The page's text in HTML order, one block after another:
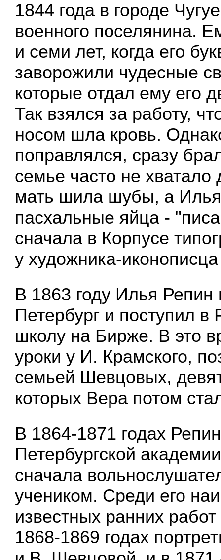
1844 года в городе
военного поселянина.
и семи лет, когда его
заворожили чудесные
которые отдал ему его
Так взялся за работу,
носом шла кровь.
поправлялся, сразу
семье часто не хватало
мать шила шубы, а
пасхальные яйца -
сначала в Корпусе
у художника-
В 1863 году Илья Репин
Петербург и поступил в
школу на Бирже. В это
уроки у И. Крамского,
семьей Шевцовых,
которых Вера потом
В 1864-1871 годах
Петербургской
сначала
учеником. Среди его
известных ранних
1868-1869 годах